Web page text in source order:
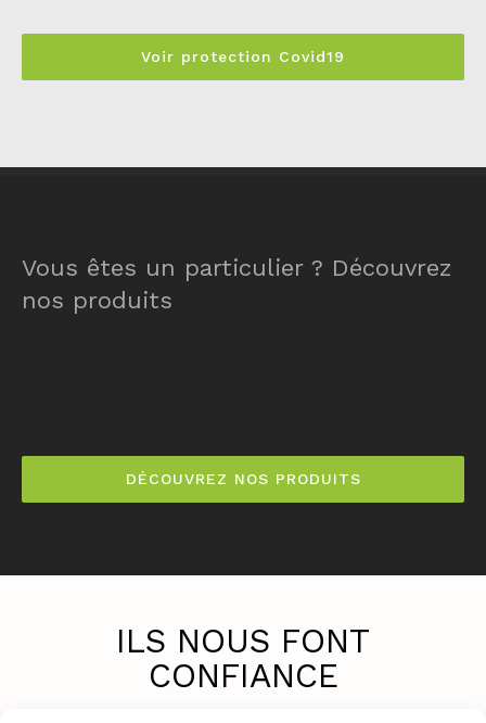
Voir protection Covid19
Vous êtes un particulier ? Découvrez
nos produits
DÉCOUVREZ NOS PRODUITS
ILS NOUS FONT
CONFIANCE